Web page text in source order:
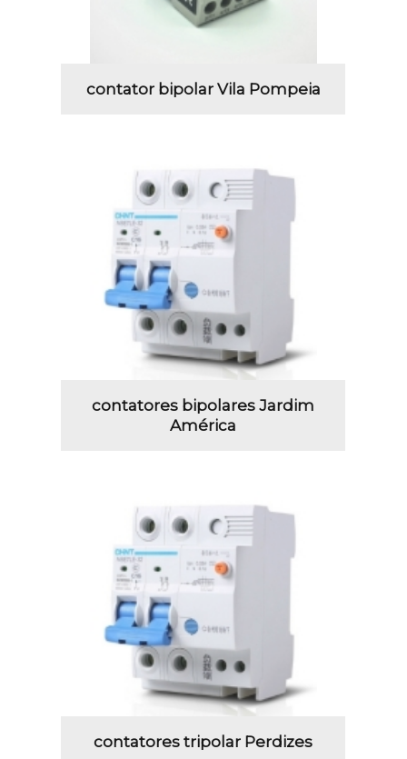
contator bipolar Vila Pompeia
contatores bipolares Jardim
América
contatores tripolar Perdizes